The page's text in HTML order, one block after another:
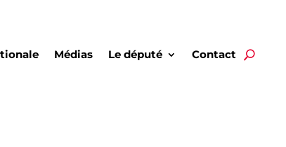
Médias Le député Contact